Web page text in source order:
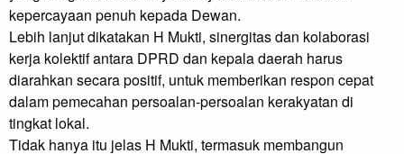
kepercayaan penuh kepada Dewan.
Lebih lanjut dikatakan H Mukti, sinergitas dan kolaborasi
kerja kolektif antara DPRD dan kepala daerah harus
diarahkan secara positif, untuk memberikan respon cepat
dalam pemecahan persoalan-persoalan kerakyatan di
tingkat lokal.
Tidak hanya itu jelas H Mukti, termasuk membangun